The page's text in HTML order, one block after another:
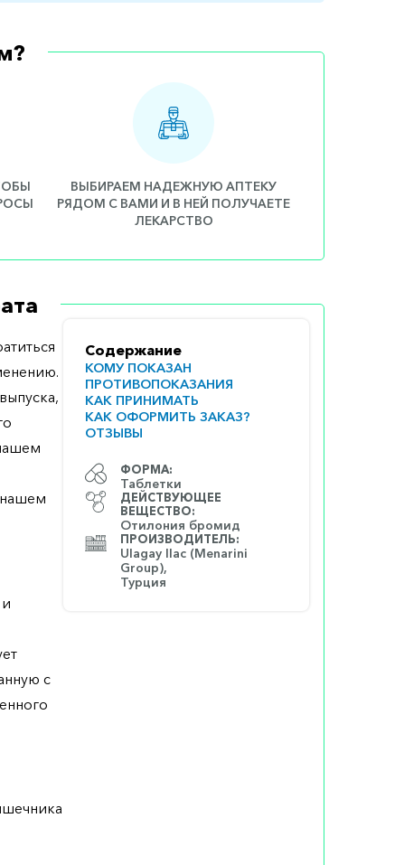
ВЫБИРАЕМ НАДЕЖНУЮ АПТЕКУ
РЯДОМ С ВАМИ И В НЕЙ ПОЛУЧАЕТЕ
ЛЕКАРСТВО
Содержание
КОМУ ПОКАЗАН
ПРОТИВОПОКАЗАНИЯ
КАК ПРИНИМАТЬ
КАК ОФОРМИТЬ ЗАКАЗ?
ОТЗЫВЫ
ФОРМА:
Таблетки
ДЕЙСТВУЮЩЕЕ
ВЕЩЕСТВО:
Отилония бромид
ПРОИЗВОДИТЕЛЬ:
Ulagay Ilac (Menarini
Group),
Турция
с